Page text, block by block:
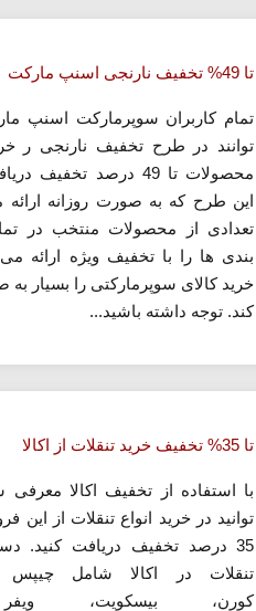
تا 49% تخفیف نارنجی اسنپ مارکت
تمام کاربران سوپرمارکت اسنپ
توانند در طرح تخفیف نارنجی ر
محصولات تا 49 درصد تخفیف
این طرح که به صورت روزانه
تعدادی از محصولات منتخب در
بندی ها را با تخفیف ویژه ارائه
خرید کالای سوپرمارکتی را بسیار
کند. توجه داشته باشید...
تا 35% تخفیف خرید تنقلات از اکالا
با استفاده از تخفیف اکالا
توانید در خرید انواع تنقلات از این
35 درصد تخفیف دریافت کنید.
تنقلات در اکالا شامل
کورن، بیسکویت،